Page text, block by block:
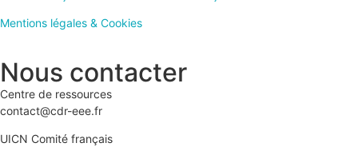
Mentions légales & Cookies
Nous contacter
Centre de ressources
contact@cdr-eee.fr
UICN Comité français